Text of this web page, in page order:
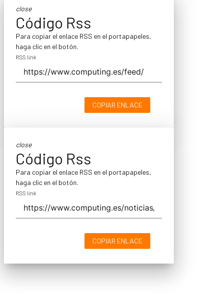
close
Código Rss
Para copiar el enlace RSS en el portapapeles,
haga clic en el botón.
RSS link
COPIAR ENLACE
close
Código Rss
Para copiar el enlace RSS en el portapapeles,
haga clic en el botón.
RSS link
COPIAR ENLACE